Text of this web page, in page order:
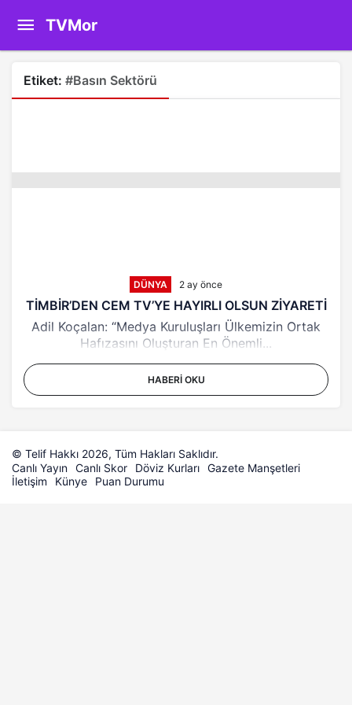
TVMor
Etiket: #basın Sektörü
DÜNYA 2 ay önce
TİMBİR’DEN CEM TV’YE HAYIRLI OLSUN ZİYARETİ
Adil Koçalan: “Medya Kuruluşları Ülkemizin Ortak
Hafızasını Oluşturan En Önemli...
HABERI OKU
© Telif Hakkı 2026, Tüm Hakları Saklıdır.
Canlı Yayın Canlı Skor Döviz Kurları Gazete Manşetleri
İletişim
Künye Puan Durumu